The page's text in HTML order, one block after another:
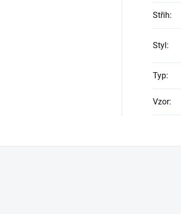
Střih:
Styl :
Typ:
Vzor: